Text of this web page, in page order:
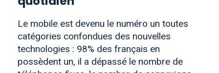
Le mobile est devenu le numéro un toutes
catégories confondues des nouvelles
technologies : 98% des français en
possèdent un, il a dépassé le nombre de